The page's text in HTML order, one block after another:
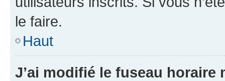
le faire.
Haut
J’ai modifié le fuseau horaire